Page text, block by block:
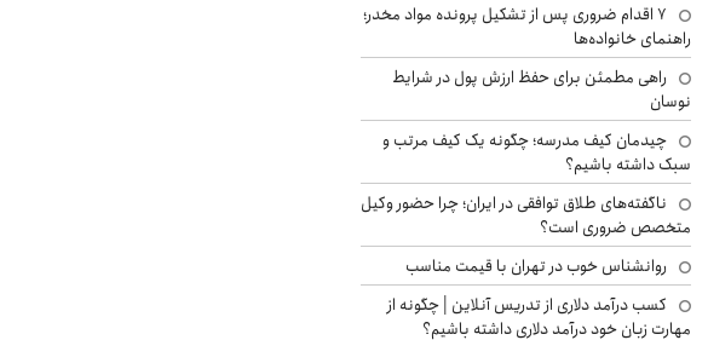
۷ اقدام ضروری پس از تشکیل پرونده مواد مخدر؛
راهنمای خانواده‌ها
راهی مطمئن برای حفظ ارزش پول در شرایط
نوسان
چیدمان کیف مدرسه؛ چگونه یک کیف مرتب و
سبک داشته باشیم؟
ناگفته‌های طلاق توافقی در ایران؛ چرا حضور وکیل
متخصص ضروری است؟
روانشناس خوب در تهران با قیمت مناسب
کسب درآمد دلاری از تدریس آنلاین | چگونه از
مهارت زبان خود درآمد دلاری داشته باشیم؟